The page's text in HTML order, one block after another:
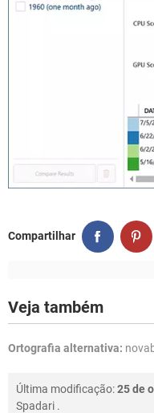
Compartilhar
Veja também
Ortografia alternativa:
Última modificação:25 de
Spadari .